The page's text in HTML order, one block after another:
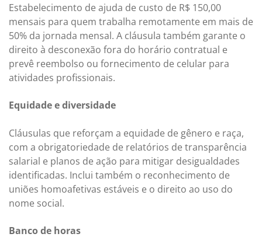
Estabelecimento de ajuda de custo de R$ 150,00
mensais para quem trabalha remotamente em mais de
50% da jornada mensal. A cláusula também garante o
direito à desconexão fora do horário contratual e
prevê reembolso ou fornecimento de celular para
atividades profissionais.
Equidade e diversidade
Cláusulas que reforçam a equidade de gênero e raça,
com a obrigatoriedade de relatórios de transparência
salarial e planos de ação para mitigar desigualdades
identificadas. Inclui também o reconhecimento de
uniões homoafetivas estáveis e o direito ao uso do
nome social.
Banco de horas